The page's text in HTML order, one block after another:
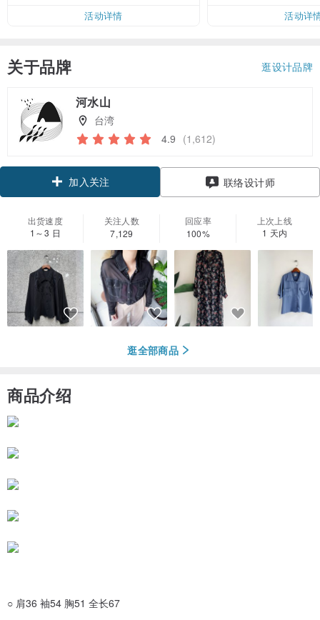
活动详情
活动详
关于品牌 逛设计品牌
河水山
台湾
4.9 (1,612)
加入关注 联络设计师
出货速度
1～3 日
关注人数
7,129
回应率
100%
上次上线
1 天内
逛全部商品
商品介绍
○ 肩36 袖54 胸51 全长67